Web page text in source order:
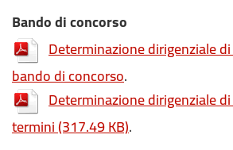
Bando di concorso
Determinazione dirigenziale
bando di concorso.
Determinazione dirigenziale
termini(317.49 KB).